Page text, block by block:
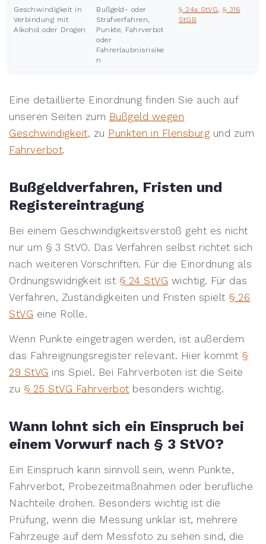
Geschwindigkeit in
Verbindung mit
Alkohol oder Drogen
Bußgeld- oder
Strafverfahren,
Punkte, Fahrverbot
oder
Fahrerlaubnisrisike
n
§ 24a StVG,§ 316
StGB
Eine detaillierte Einordnung finden Sie auch auf
unseren Seiten zum Bußgeld wegen
Geschwindigkeit, zu Punkten in Flensburg und zum
Fahrverbot.
Bußgeldverfahren, Fristen und
Registereintragung
Bei einem Geschwindigkeitsverstoß geht es nicht
nur um § 3 StVO. Das Verfahren selbst richtet sich
nach weiteren Vorschriften. Für die Einordnung als
Ordnungswidrigkeit ist § 24 StVG wichtig. Für das
Verfahren, Zuständigkeiten und Fristen spielt § 26
StVG eine Rolle.
Wenn Punkte eingetragen werden, ist außerdem
das Fahreignungsregister relevant. Hier kommt §
29 StVG ins Spiel. Bei Fahrverboten ist die Seite
zu § 25 StVG Fahrverbot besonders wichtig.
Wann lohnt sich ein Einspruch bei
einem Vorwurf nach § 3 StVO?
Ein Einspruch kann sinnvoll sein, wenn Punkte,
Fahrverbot, Probezeitmaßnahmen oder berufliche
Nachteile drohen. Besonders wichtig ist die
Prüfung, wenn die Messung unklar ist, mehrere
Fahrzeuge auf dem Messfoto zu sehen sind, die